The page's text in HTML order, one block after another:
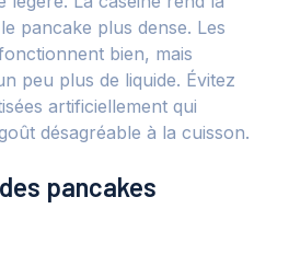
pancake plus dense. Les
bien, mais
peu plus de liquide. Évitez
artificiellement qui
désagréable à la cuisson.
pancakes